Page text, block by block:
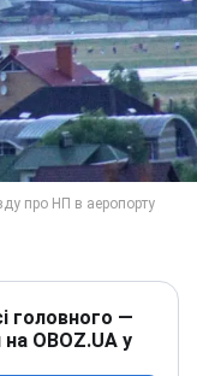
головного —
OBOZ.UA у